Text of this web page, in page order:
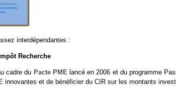
interdépendantes :
Recherche
cadre du Pacte PME lancé en 2006 et du programme
innovantes et de bénéficier du CIR sur les montants